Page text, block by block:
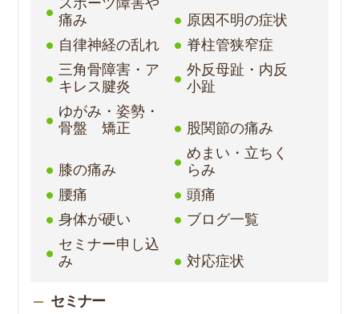
痛み
原因不明の症状
自律神経の乱れ
脊柱管狭窄症
三角骨障害・ア
キレス腱炎
外反母趾・内反
小趾
ゆがみ・姿勢・
骨盤 矯正
股関節の痛み
膝の痛み
めまい・立ちく
らみ
腰痛
頭痛
身体が硬い
ブログ一覧
セミナー申し込
み
対応症状
セミナー